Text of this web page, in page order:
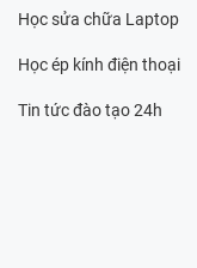
Học sửa chữa Laptop
Học ép kính điện thoại
Tin tức đào tạo 24h